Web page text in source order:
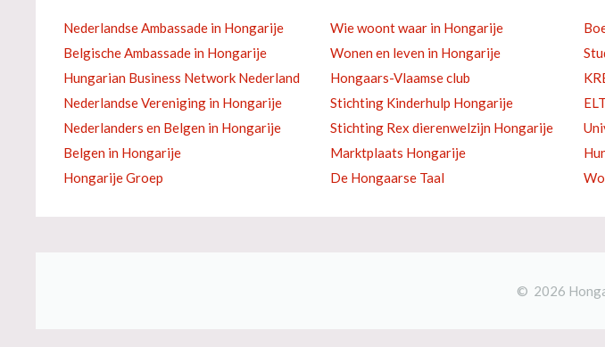
Nederlandse Ambassade in Hongarije Wie woont waar in Hongarije
Belgische Ambassade in Hongarije
Wonen en leven in Hongarije
Hungarian Business Network Nederland
Hongaars-Vlaamse club
Nederlandse Vereniging in Hongarije
Stichting Kinderhulp Hongarije
Nederlanders en Belgen in Hongarije
Stichting Rex dierenwelzijn Hongarije
Belgen in Hongarije
Marktplaats Hongarije
Hongarije Groep
De Hongaarse Taal
© 2026